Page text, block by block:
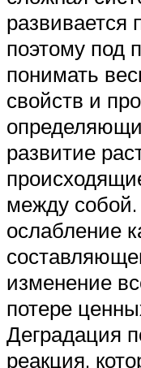
развивается
поэтому под
понимать
свойств и
развитие
между
ослабление
изменение
потере
Деградация
реакция,